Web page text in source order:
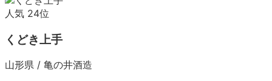
人気 24位
くどき上手
山形県 / 亀の井酒造